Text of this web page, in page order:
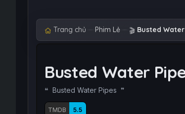
Trang chủ Phim Lẻ 🎬 Busted
Busted Water
Busted Water Pipes
TMDB 5.5